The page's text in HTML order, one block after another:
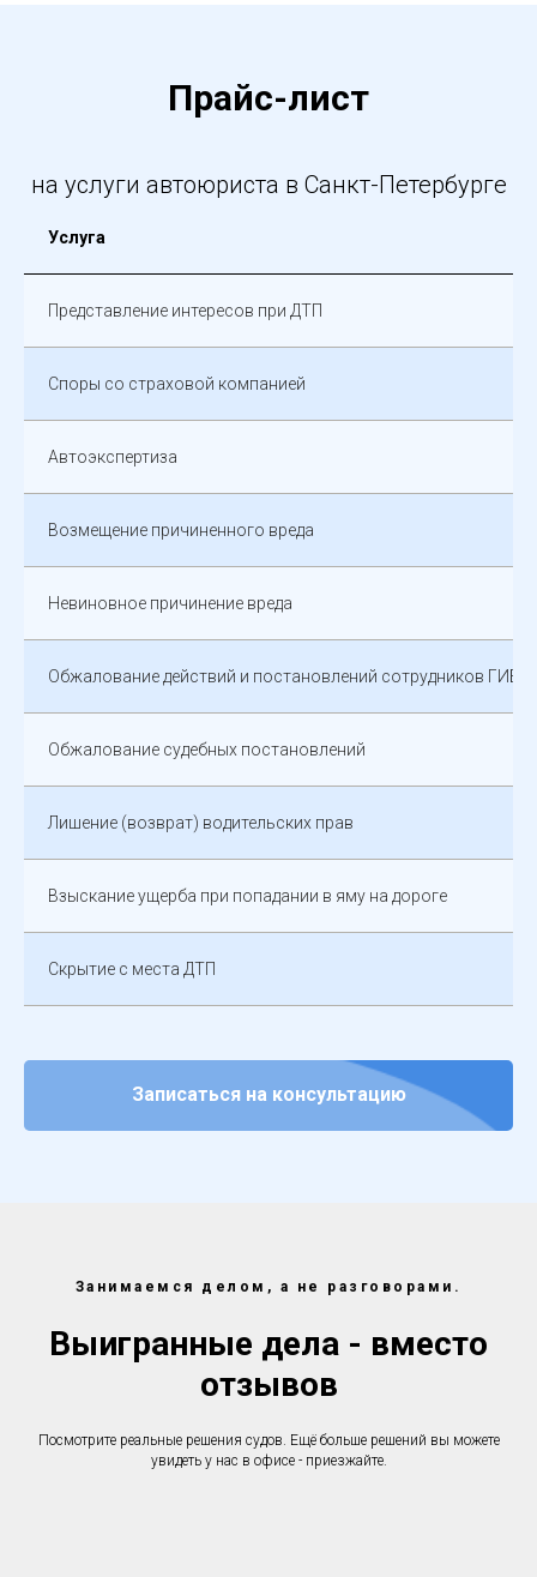
Прайс-лист
на услуги автоюриста в Санкт-Петербурге
Услуга
Представление интересов при ДТП
Споры со страховой компанией
Автоэкспертиза
Возмещение причиненного вреда
Невиновное причинение вреда
Обжалование действий и постановлений сотрудников
Обжалование судебных постановлений
Лишение (возврат) водительских прав
Взыскание ущерба при попадании в яму на дороге
Скрытие с места ДТП
Записаться на консультацию
Занимаемся делом, а не разговорами.
Выигранные дела - вместо
отзывов
Посмотрите реальные решения судов. Ещё больше решений вы можете
увидеть у нас в офисе - приезжайте.